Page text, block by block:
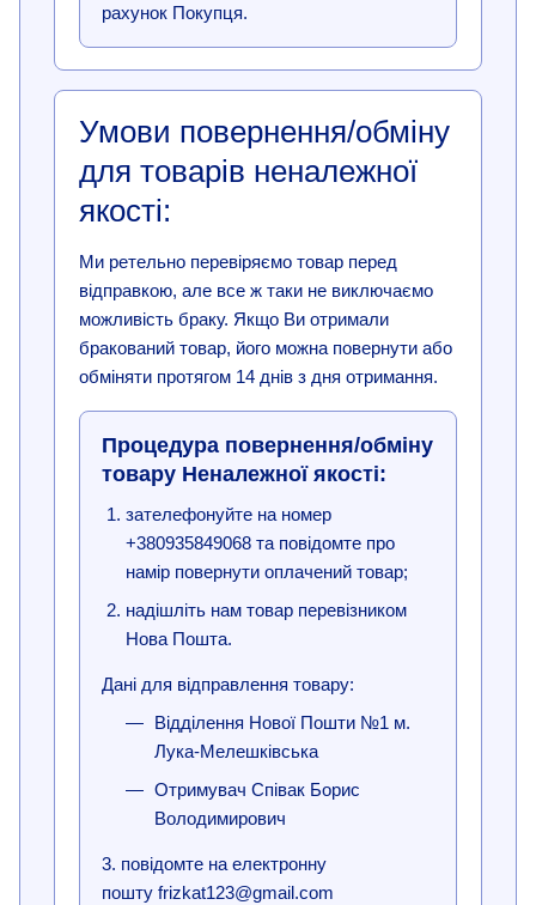
рахунок Покупця.
Умови повернення/обміну
для товарів неналежної
якості:
Ми ретельно перевіряємо товар перед
відправкою, але все ж таки не виключаємо
можливість браку. Якщо Ви отримали
бракований товар, його можна повернути або
обміняти протягом 14 днів з дня отримання.
Процедура повернення/обміну
товару Неналежної якості:
зателефонуйте на номер
+380935849068 та повідомте про
намір повернути оплачений товар;
надішліть нам товар перевізником
Нова Пошта.
Дані для відправлення товару:
Відділення Нової Пошти №1 м.
Лука-Мелешківська
Отримувач Співак Борис
Володимирович
3. повідомте на електронну
пошту frizkat123@gmail.com